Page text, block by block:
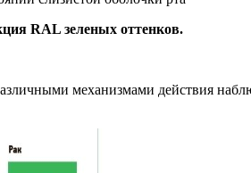
RAL зеленых оттенков.
механизмами действия